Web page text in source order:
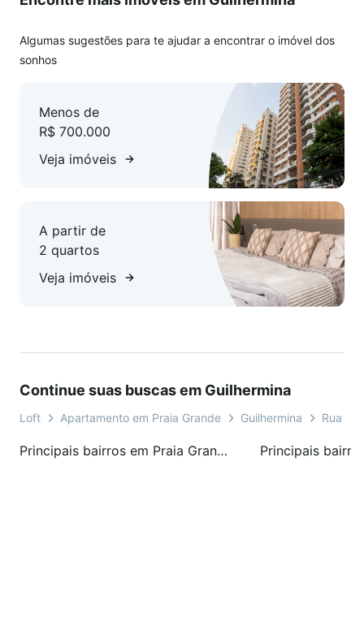
Algumas sugestões para te ajudar a encontrar o imóvel dos
sonhos
Menos de
R$ 700.000
Veja imóveis
A partir de
2 quartos
Veja imóveis
Continue suas buscas em Guilhermina
Loft Apartamento em Praia Grande Guilhermina Rua
Principais bairros em Praia Grande, SP